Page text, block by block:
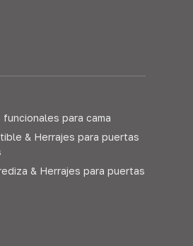
para cama
& Herrajes para puertas
& Herrajes para puertas